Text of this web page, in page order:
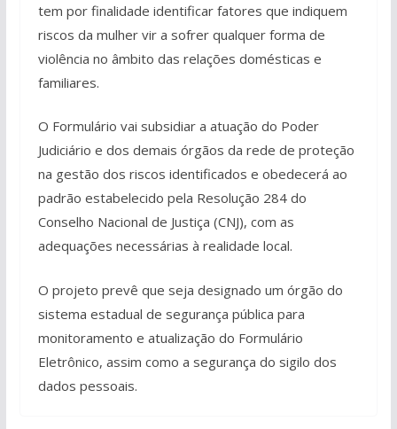
tem por finalidade identificar fatores que indiquem
riscos da mulher vir a sofrer qualquer forma de
violência no âmbito das relações domésticas e
familiares.
O Formulário vai subsidiar a atuação do Poder
Judiciário e dos demais órgãos da rede de proteção
na gestão dos riscos identificados e obedecerá ao
padrão estabelecido pela Resolução 284 do
Conselho Nacional de Justiça (CNJ), com as
adequações necessárias à realidade local.
O projeto prevê que seja designado um órgão do
sistema estadual de segurança pública para
monitoramento e atualização do Formulário
Eletrônico, assim como a segurança do sigilo dos
dados pessoais.